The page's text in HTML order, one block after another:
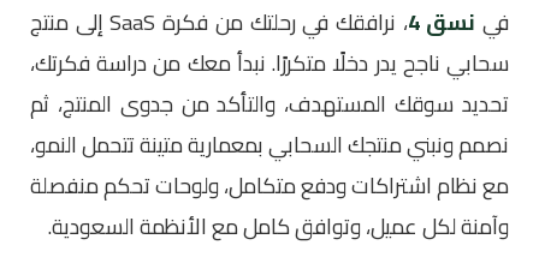
في نسق 4
، نرافقك في رحلتك من فكرة SaaS إلى منتج
سحابي ناجح يدر دخلًا متكررًا. نبدأ معك من دراسة فكرتك،
تحديد سوقك المستهدف، والتأكد من جدوى المنتج، ثم
نصمم ونبني منتجك السحابي بمعمارية متينة تتحمل النمو،
مع نظام اشتراكات ودفع متكامل، ولوحات تحكم منفصلة
وآمنة لكل عميل، وتوافق كامل مع الأنظمة السعودية.